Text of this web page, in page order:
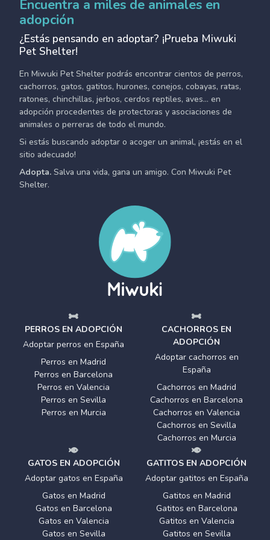
Encuentra a miles de animales en
adopción
¿Estás pensando en adoptar? ¡Prueba Miwuki
Pet Shelter!
En Miwuki Pet Shelter podrás encontrar cientos de perros,
cachorros, gatos, gatitos, hurones, conejos, cobayas, ratas,
ratones, chinchillas, jerbos, cerdos reptiles, aves... en
adopción procedentes de protectoras y asociaciones de
animales o perreras de todo el mundo.
Si estás buscando adoptar o acoger un animal, ¡estás en el
sitio adecuado!
Adopta. Salva una vida, gana un amigo. Con Miwuki Pet
Shelter.
PERROS EN ADOPCIÓN
Adoptar perros en España
Perros en Madrid
Perros en Barcelona
Perros en Valencia
Perros en Sevilla
Perros en Murcia
CACHORROS EN
ADOPCIÓN
Adoptar cachorros en
España
Cachorros en Madrid
Cachorros en Barcelona
Cachorros en Valencia
Cachorros en Sevilla
Cachorros en Murcia
GATOS EN ADOPCIÓN
Adoptar gatos en España
Gatos en Madrid
Gatos en Barcelona
Gatos en Valencia
Gatos en Sevilla
GATITOS EN ADOPCIÓN
Adoptar gatitos en España
Gatitos en Madrid
Gatitos en Barcelona
Gatitos en Valencia
Gatitos en Sevilla